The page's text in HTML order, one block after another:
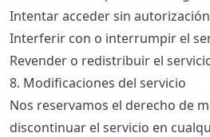
Intentar acceder sin
Interferir con o interrumpir el
Revender o redistribuir el
8. Modificaciones del servicio
Nos reservamos el derecho de
discontinuar el servicio en